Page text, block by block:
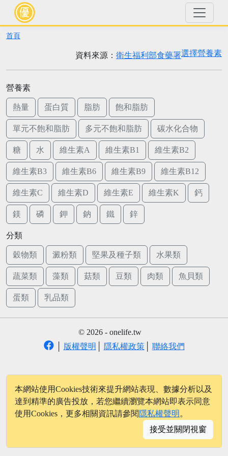
首頁
選擇營養素
資料來源： 衛生福利部食藥署
營養素
熱量 蛋白質 脂肪 飽和脂肪
單元不飽和脂肪 多元不飽和脂肪 碳水化合物
糖 水 維生素A 維生素B1 維生素B2
維生素B3 維生素B6 維生素B9 維生素B12
維生素C 維生素D 維生素E 維生素K 鈣
鎂 磷 鉀 鈉 鐵 鋅
分類
穀物類 澱粉類 堅果及種子類 水果類
蔬菜類 藻類 菇類 豆類 肉類 魚貝類
蛋類 乳品類
© 2026 - onelife.tw
版權聲明 隱私權政策│ 聯絡我們
本網站使用Cookies技術來提升網站表現、數據分析以及
達到精準的廣告投放，若您繼續瀏覽本網站即表示同意
使用Cookies，更多相關資訊請參閱 隱私權聲明 。
接受並關閉視窗